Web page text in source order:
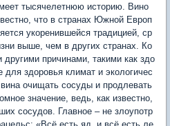
тысячелетнюю историю. Вино
что в странах Южной Европ
укоренившейся традицией, ср
выше, чем в других странах. Ко
причинами, такими как здо
для здоровья климат и экологичес
очищать сосуды и продлевать
значение, ведь, как известно,
сосудов. Главное – не злоупотр